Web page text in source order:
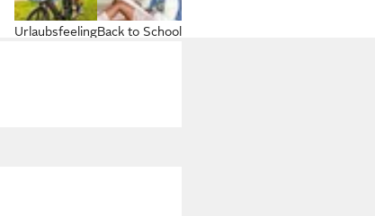
Back to School
Urlaubsfeeling